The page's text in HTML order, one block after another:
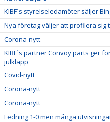
KIBF´s styrelseledamöter säljer
Nya företag väljer att profilera sig
Corona-nytt
KIBF´s partner Convoy parts ger
julklapp
Covid-nytt
Corona-nytt
Corona-nytt
Ledning 1-0 men många